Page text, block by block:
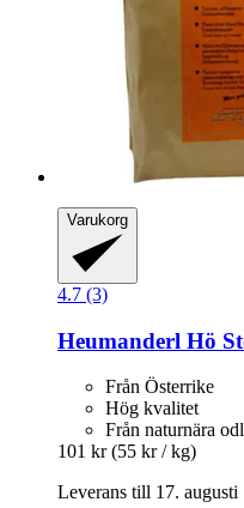
Varukorg
4.7 (3)
Heumanderl Hö
Från Österrike
Hög kvalitet
Från naturnära
101 kr (55 kr / kg)
Leverans till 17. augusti